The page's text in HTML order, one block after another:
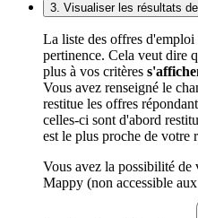
3. Visualiser les résultats
La liste des offres d'emploi
pertinence. Cela veut dire
plus à vos critères
Vous avez renseigné le
restitue les offres
celles-ci sont d'abord
est le plus proche de votre
Vous avez la possibilité
Mappy (non accessible